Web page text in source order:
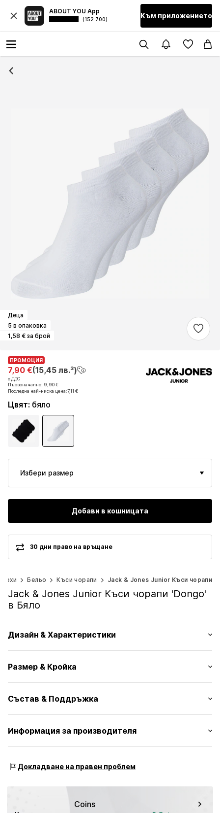
ABOUT YOU App
(152 700) Към приложението
Деца
5 в опаковка
1,58 € за брой
ПРОМОЦИЯ
7,90 €(15,45 лв.³)
с ДДС
Първоначално: 9,90 €
Последна най-ниска цена:7,11 €
ПРОМОЦИЯ
7,90 €(15,45 лв.³)
с ДДС
Първоначално: 9,90 €
Последна най-ниска цена:7,11 €
Цвят: бяло
Избери размер
Добави в кошницата
30 дни право на връщане
Бельо Къси чорапи Jack & Jones Junior Къси чорапи
Jack & Jones Junior Къси чорапи 'Dongo'
в Бяло
Дизайн & Характеристики
Жарсе
Едноцветни тегели
№ на артикул JJJ2622002000001
Размер & Кройка
Състав & Поддръжка
Материал: 72% Памук, 26% Полиестер, 2% Еластан
Информация за производителя
22457 Hamburg
Докладване на правен проблем
Coins